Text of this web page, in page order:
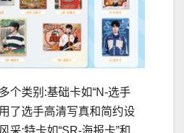
个类别:基础卡如“N-选手
了选手高清写真和简约设
采;特卡如“SR-海报卡”和